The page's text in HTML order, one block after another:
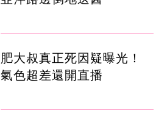
肥大叔真正死因疑曝光！
氣色超差還開直播